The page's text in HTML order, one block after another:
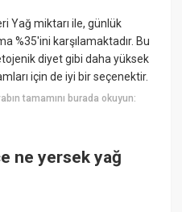
Yağ miktarı ile, günlük
%35'ini karşılamaktadır. Bu
diyet gibi daha yüksek
için de iyi bir seçenektir.
tamamını burada okuyun:
ne yersek yağ